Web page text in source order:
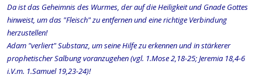
Da ist das Geheimnis des Wurmes, der auf die Heiligkeit und Gnade Gottes
hinweist, um das "Fleisch" zu entfernen und eine richtige Verbindung
herzustellen!
Adam "verliert" Substanz, um seine Hilfe zu erkennen und in stärkerer
prophetischer Salbung voranzugehen (vgl. 1.Mose 2,18-25; Jeremia 18,4-6
i.V.m. 1.Samuel 19,23-24)!